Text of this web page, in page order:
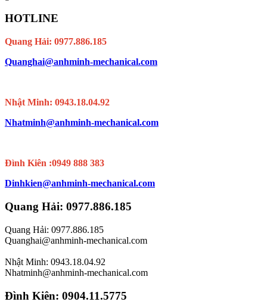
HOTLINE
Quang Hải: 0977.886.185
Quanghai@anhminh-mechanical.com
Nhật Minh: 0943.18.04.92
Nhatminh@anhminh-mechanical.com
Đình Kiên :0949 888 383
Dinhkien@anhminh-mechanical.com
Quang Hải: 0977.886.185
Quang Hải: 0977.886.185
Quanghai@anhminh-mechanical.com
Nhật Minh: 0943.18.04.92
Nhatminh@anhminh-mechanical.com
Đình Kiên: 0904.11.5775